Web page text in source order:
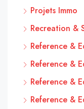
Projets Immo
Recreation &
Reference &
Reference &
Reference &
Reference &